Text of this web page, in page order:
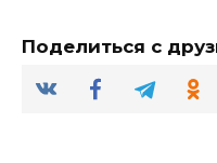
Поделиться с